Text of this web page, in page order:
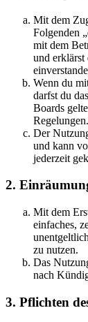
Mit dem
Folgenden
mit dem
und erklärst
Wenn du
darfst du
Boards
Regelungen.
Der
und kann
jederzeit
2.
Mit dem
einfaches,
zu nutzen.
Das
nach
3. Pflichten